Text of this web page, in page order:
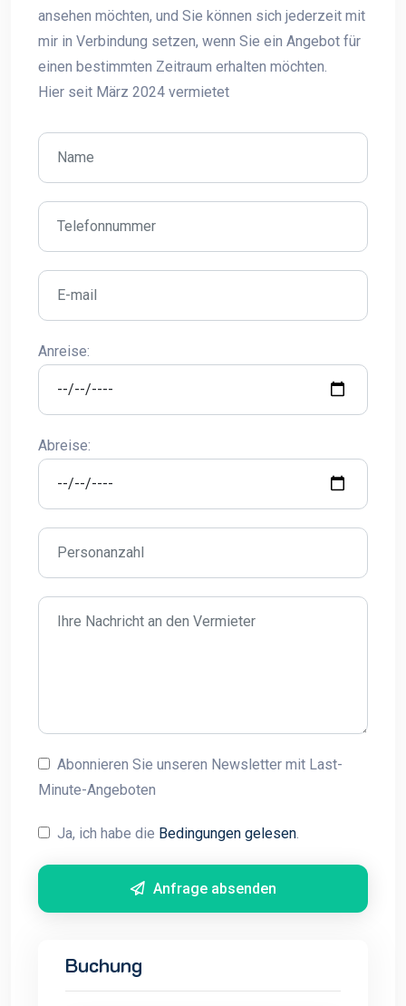
ansehen möchten, und Sie können sich jederzeit mit
mir in Verbindung setzen, wenn Sie ein Angebot für
einen bestimmten Zeitraum erhalten möchten.
Hier seit März 2024 vermietet
Anreise:
Abreise:
Abonnieren Sie unseren Newsletter mit Last-
Minute-Angeboten
Ja, ich habe die Bedingungen gelesen
Anfrage absenden
Buchung